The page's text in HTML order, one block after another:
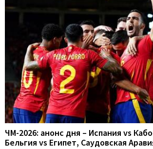
ЧМ-2026: анонс дня – Испания vs
Бельгия vs Египет, Саудовская